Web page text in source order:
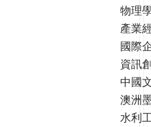
物理
產業
國際
資訊
中國
澳洲
水利